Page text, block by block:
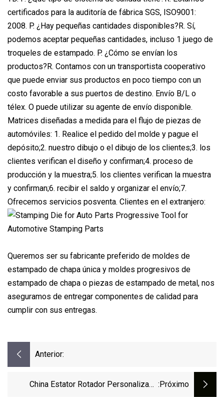
certificados para la auditoría de fábrica SGS, ISO9001:
2008. P. ¿Hay pequeñas cantidades disponibles?R. Sí,
podemos aceptar pequeñas cantidades, incluso 1 juego de
troqueles de estampado. P. ¿Cómo se envían los
productos?R. Contamos con un transportista cooperativo
que puede enviar sus productos en poco tiempo con un
costo favorable a sus puertos de destino. Envío B/L o
télex. O puede utilizar su agente de envío disponible.
Matrices diseñadas a medida para el flujo de piezas de
automóviles: 1. Realice el pedido del molde y pague el
depósito;2. nuestro dibujo o el dibujo de los clientes;3. los
clientes verifican el diseño y confirman;4. proceso de
producción y la muestra;5. los clientes verifican la muestra
y confirman;6. recibir el saldo y organizar el envío;7.
Ofrecemos servicios posventa. Clientes en el extranjero:
Queremos ser su fabricante preferido de moldes de
estampado de chapa única y moldes progresivos de
estampado de chapa o piezas de estampado de metal, nos
aseguramos de entregar componentes de calidad para
cumplir con sus entregas.
Anterior:
China Estator Rotador Personalizado :próximo